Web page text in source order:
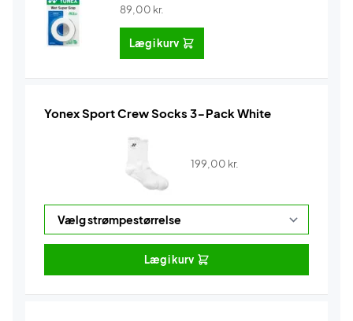
89,00 kr.
Læg i kurv
Yonex Sport Crew Socks 3-Pack White
199,00 kr.
Læg i kurv